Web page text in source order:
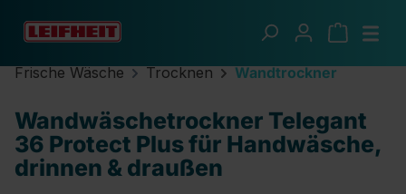
Zum Hauptinhalt springen
Frische Wäsche Trocknen Wandtrockner
Wandwäschetrockner Telegant
36 Protect Plus für Handwäsche,
drinnen & draußen